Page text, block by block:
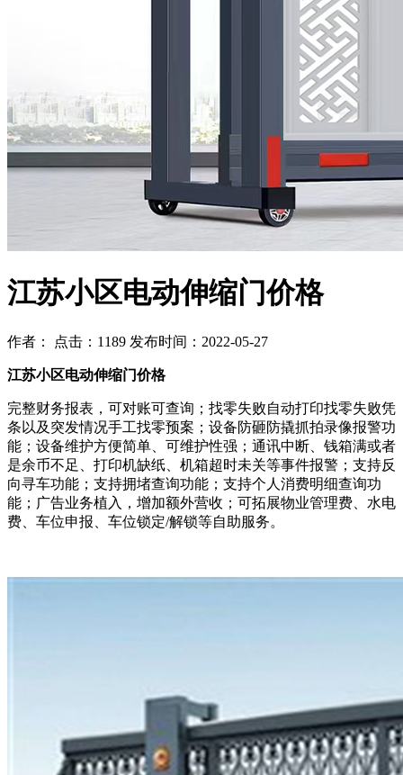
江苏小区电动伸缩门价格
作者： 点击：1189 发布时间：2022-05-27
江苏小区电动伸缩门价格
完整财务报表，可对账可查询；找零失败自动打印找零失败凭
条以及突发情况手工找零预案；设备防砸防撬抓拍录像报警功
能；设备维护方便简单、可维护性强；通讯中断、钱箱满或者
是余币不足、打印机缺纸、机箱超时未关等事件报警；支持反
向寻车功能；支持拥堵查询功能；支持个人消费明细查询功
能；广告业务植入，增加额外营收；可拓展物业管理费、水电
费、车位申报、车位锁定/解锁等自助服务。